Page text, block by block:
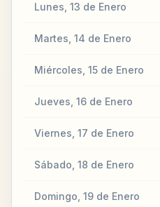
Lunes, 13 de Enero
Martes, 14 de Enero
Miércoles, 15 de Enero
Jueves, 16 de Enero
Viernes, 17 de Enero
Sábado, 18 de Enero
Domingo, 19 de Enero